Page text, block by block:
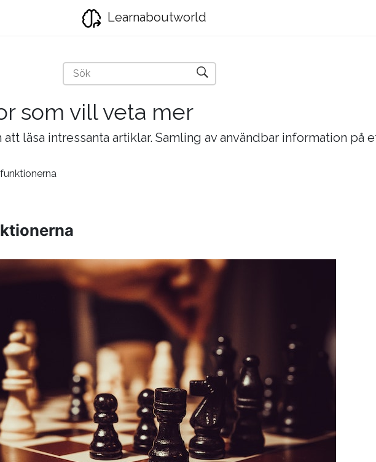
Learnaboutworld
som vill veta mer
läsa intressanta artiklar. Samling av användbar information på